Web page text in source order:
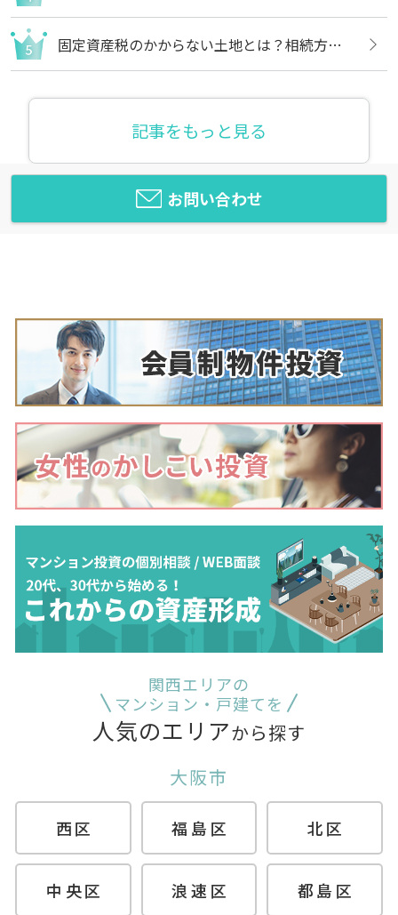
固定資産税のかからない土地とは？相続方法や不要な場合の処分方法も解説
記事をもっと見る
お問い合わせ
関西エリアの
マンション・戸建てを
人気のエリアから探す
大阪市
西区 福島区 北区
中央区 浪速区 都島区